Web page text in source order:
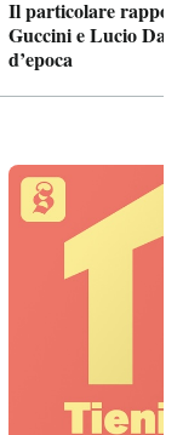
Il particolare
Guccini e Lucio
d’epoca